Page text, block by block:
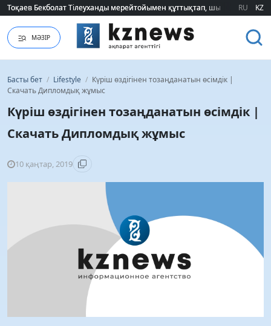
2026 жылғы білім грантын иеленгендердің тізімі жарияланды (ТІЗІМ)
2026 жылғы білім грантын иеленгендердің тізімі жарияланды (ТІЗІМ)
RU KZ
МӘЗІР
Басты бет / Lifestyle / Күріш өздігінен тозаңданатын өсімдік |
Скачать Дипломдық жұмыс
Күріш өздігінен тозаңданатын өсімдік |
Скачать Дипломдық жұмыс
10 қаңтар, 2019